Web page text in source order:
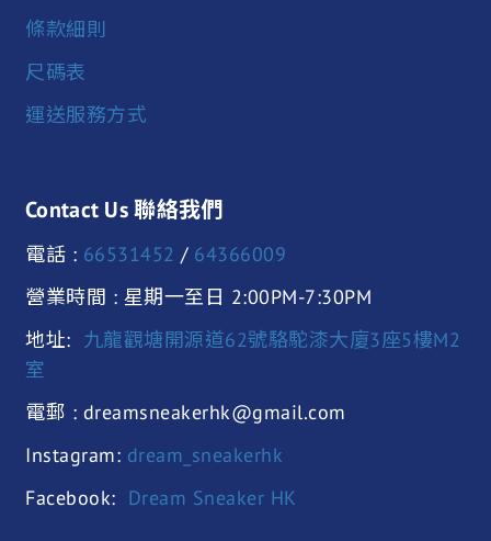
條款細則
尺碼表
運送服務方式
Contact Us 聯絡我們
電話 : 66531452 / 64366009
營業時間 : 星期一至日 2:00PM-7:30PM
地址:
九龍觀塘開源道62號駱駝漆大廈3座5樓M2
室
電郵 : dreamsneakerhk@gmail.com
Instagram: dream_sneakerhk
Facebook: Dream Sneaker HK